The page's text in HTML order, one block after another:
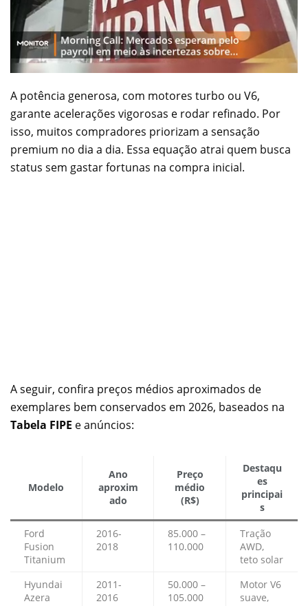
A potência generosa, com motores turbo ou V6,
garante acelerações vigorosas e rodar refinado. Por
isso, muitos compradores priorizam a sensação
premium no dia a dia. Essa equação atrai quem busca
status sem gastar fortunas na compra inicial.
A seguir, confira preços médios aproximados de
exemplares bem conservados em 2026, baseados na
Tabela FIPE e anúncios:
Modelo
Ano
aproxim
ado
Preço
médio
(R$)
Destaqu
es
principai
s
Ford
Fusion
Titanium
2016-
2018
85.000 –
110.000
Tração
AWD,
teto solar
Hyundai
Azera
2011-
2016
50.000 –
105.000
Motor V6
suave,